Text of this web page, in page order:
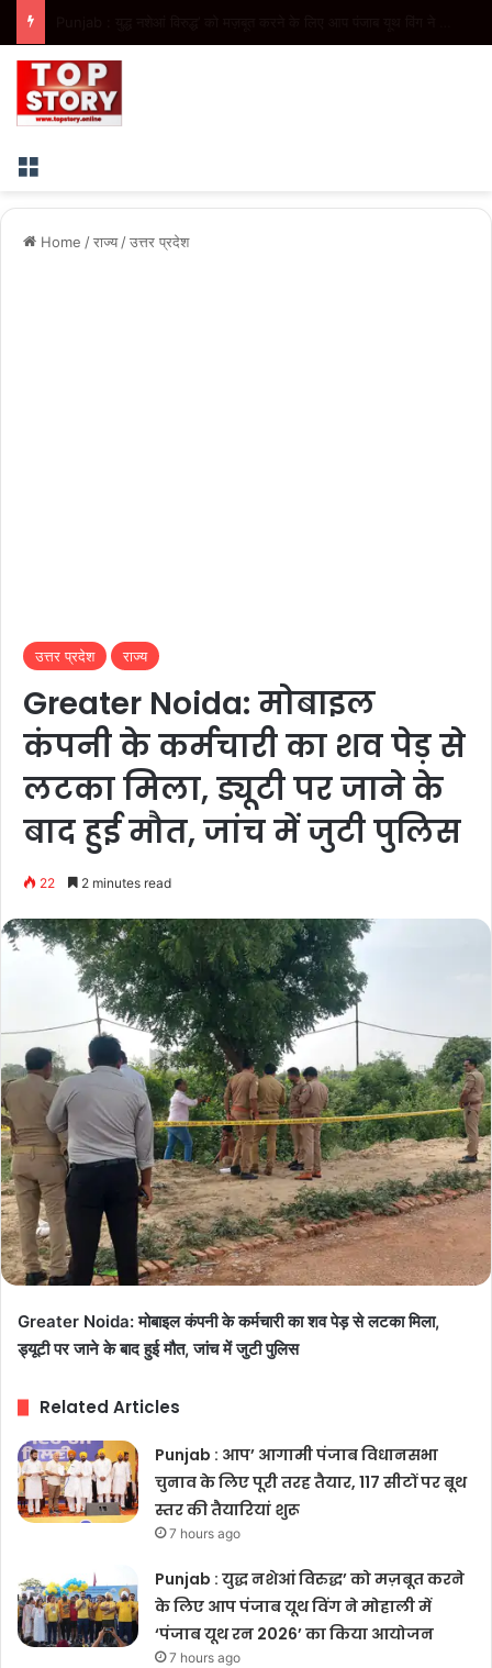
Menu
Home /राज्य /उत्तर प्रदेश
उत्तर प्रदेश राज्य
Greater Noida: मोबाइल
कंपनी के कर्मचारी का शव पेड़ से
लटका मिला, ड्यूटी पर जाने के
बाद हुई मौत, जांच में जुटी पुलिस
22 2 minutes read
Greater Noida: मोबाइल कंपनी के कर्मचारी का शव पेड़ से लटका मिला,
ड्यूटी पर जाने के बाद हुई मौत, जांच में जुटी पुलिस
Related Articles
Punjab : आप’ आगामी पंजाब विधानसभा
चुनाव के लिए पूरी तरह तैयार, 117 सीटों पर बूथ
स्तर की तैयारियां शुरू
7 hours ago
Punjab : युद्ध नशेआं विरुद्ध’ को मज़बूत करने
के लिए आप पंजाब यूथ विंग ने मोहाली में
‘पंजाब यूथ रन 2026’ का किया आयोजन
7 hours ago